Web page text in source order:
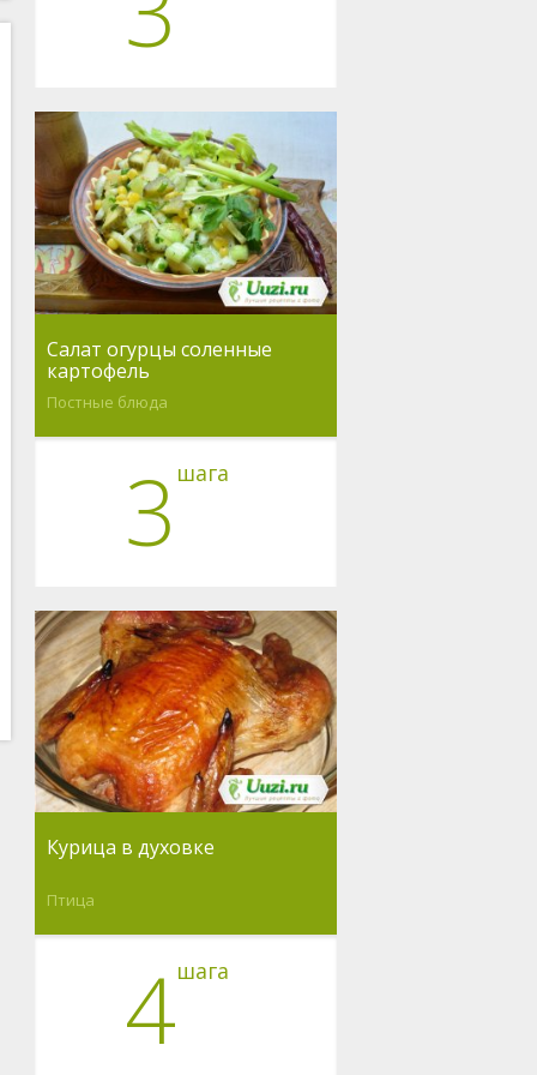
Салат огурцы соленные
картофель
Постные блюда
3 шага
Курица в духовке
Птица
4шага